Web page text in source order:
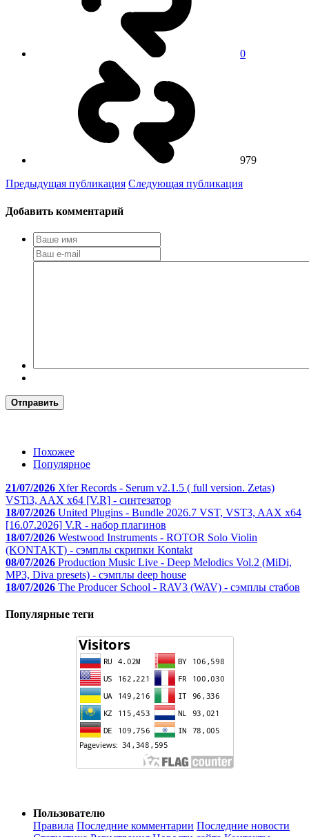
0
979
Предыдущая публикация Следующая публикация
Добавить комментарий
Отправить
Похожее
Популярное
21/07/2026 Xfer Records - Serum v2.1.5 ( full version. Zetas)
VSTi3, AAX x64 [V.R] - синтезатор
18/07/2026 United Plugins - Bundle 2026.7 VST, VST3, AAX x64
[16.07.2026] V.R - набор плагинов
18/07/2026 Westwood Instruments - ROTOR Solo Violin
(KONTAKT) - сэмплы скрипки Kontakt
08/07/2026 Production Music Live - Deep Melodics Vol.2 (MiDi,
MP3, Diva presets) - сэмплы deep house
18/07/2026 The Producer School - RAV3 (WAV) - сэмплы стабов
Популярные теги
Пользователю
Правила Последние комментарии Последние новости